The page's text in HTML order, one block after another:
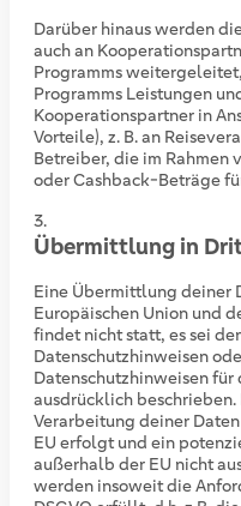
Darüber hinaus werden
auch an
Programms
Programms Leistungen
Kooperationspartner in
Vorteile), z. B. an
Betreiber, die im Rahmen
oder Cashback-Beträge
Übermittlung in
Eine Übermittlung deiner
Europäischen Union und
findet nicht statt, es sei
Datenschutzhinweisen
Datenschutzhinweisen
ausdrücklich beschrieben.
Verarbeitung deiner
EU erfolgt und ein
außerhalb der EU nicht
werden insoweit die